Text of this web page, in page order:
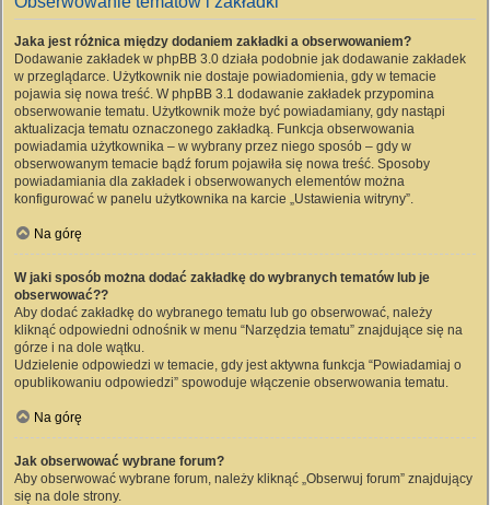
Jaka jest różnica między dodaniem zakładki a obserwowaniem?
Dodawanie zakładek w phpBB 3.0 działa podobnie jak dodawanie zakładek
w przeglądarce. Użytkownik nie dostaje powiadomienia, gdy w temacie
pojawia się nowa treść. W phpBB 3.1 dodawanie zakładek przypomina
obserwowanie tematu. Użytkownik może być powiadamiany, gdy nastąpi
aktualizacja tematu oznaczonego zakładką. Funkcja obserwowania
powiadamia użytkownika – w wybrany przez niego sposób – gdy w
obserwowanym temacie bądź forum pojawiła się nowa treść. Sposoby
powiadamiania dla zakładek i obserwowanych elementów można
konfigurować w panelu użytkownika na karcie „Ustawienia witryny”.
Na górę
W jaki sposób można dodać zakładkę do wybranych tematów lub je
obserwować??
Aby dodać zakładkę do wybranego tematu lub go obserwować, należy
kliknąć odpowiedni odnośnik w menu “Narzędzia tematu” znajdujące się na
górze i na dole wątku.
Udzielenie odpowiedzi w temacie, gdy jest aktywna funkcja “Powiadamiaj o
opublikowaniu odpowiedzi” spowoduje włączenie obserwowania tematu.
Na górę
Jak obserwować wybrane forum?
Aby obserwować wybrane forum, należy kliknąć „Obserwuj forum” znajdujący
się na dole strony.